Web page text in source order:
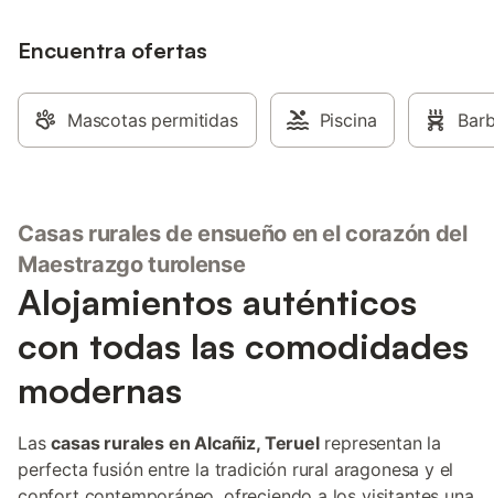
Encuentra ofertas
Mascotas permitidas Piscina
Casas rurales de ensueño en el corazón del
Maestrazgo turolense
Alojamientos auténticos
con todas las comodidades
modernas
Lascasas rurales en Alcañiz, Teruelrepresentan la
perfecta fusión entre la tradición rural aragonesa y el